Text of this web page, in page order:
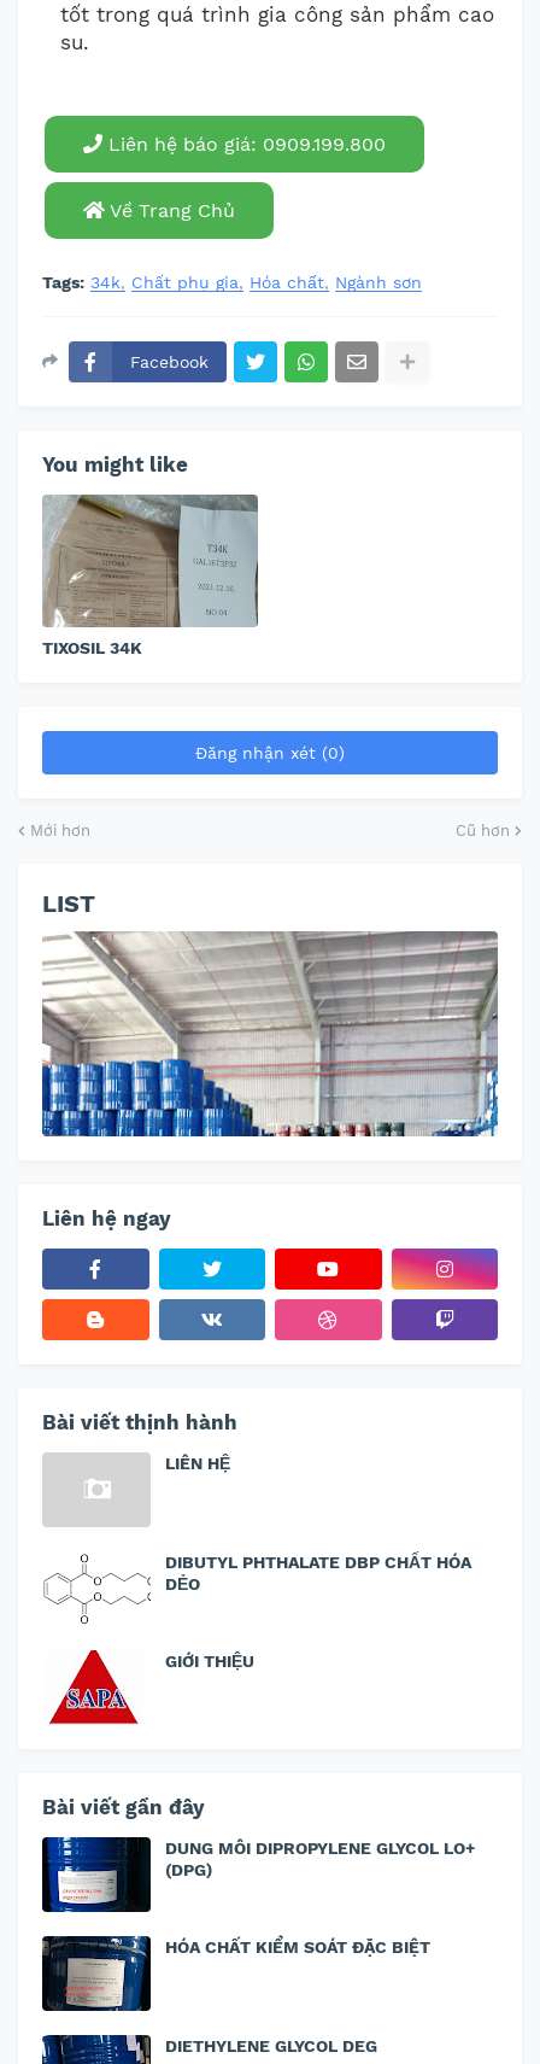
tốt trong quá trình gia công sản phẩm cao
su.
Liên hệ báo giá: 0909.199.800
Về Trang Chủ
Tags: 34k Chất phụ gia Hóa chất Ngành sơn
Facebook
You might like
TIXOSIL 34K
Đăng nhận xét (0)
Mới hơn Cũ hơn
LIST
Liên hệ ngay
Bài viết thịnh hành
LIÊN HỆ
DIBUTYL PHTHALATE DBP CHẤT HÓA
DẺO
GIỚI THIỆU
Bài viết gần đây
DUNG MÔI DIPROPYLENE GLYCOL LO+
(DPG)
HÓA CHẤT KIỂM SOÁT ĐẶC BIỆT
DIETHYLENE GLYCOL DEG